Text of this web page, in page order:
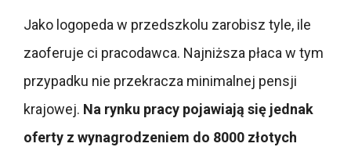
Jako logopeda w przedszkolu zarobisz tyle, ile
zaoferuje ci pracodawca. Najniższa płaca w tym
przypadku nie przekracza minimalnej pensji
krajowej. Na rynku pracy pojawiają się jednak
oferty z wynagrodzeniem do 8000 złotych